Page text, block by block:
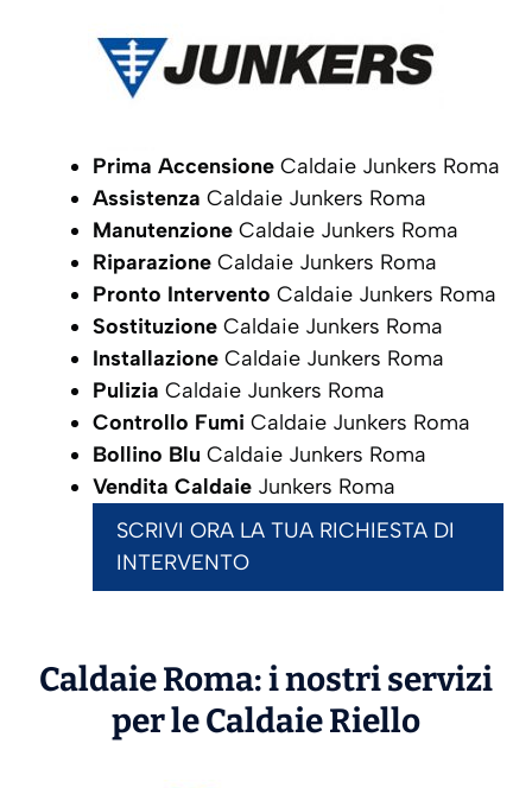
Prima Accensione Caldaie Junkers Roma
Assistenza Caldaie Junkers Roma
Manutenzione Caldaie Junkers Roma
Riparazione Caldaie Junkers Roma
Pronto Intervento Caldaie Junkers Roma
Sostituzione Caldaie Junkers Roma
Installazione Caldaie Junkers Roma
Pulizia Caldaie Junkers Roma
Controllo Fumi Caldaie Junkers Roma
Bollino Blu Caldaie Junkers Roma
Vendita Caldaie Junkers Roma
SCRIVI ORA LA TUA RICHIESTA DI
INTERVENTO
Caldaie Roma: i nostri servizi
per le CaldaieRiello